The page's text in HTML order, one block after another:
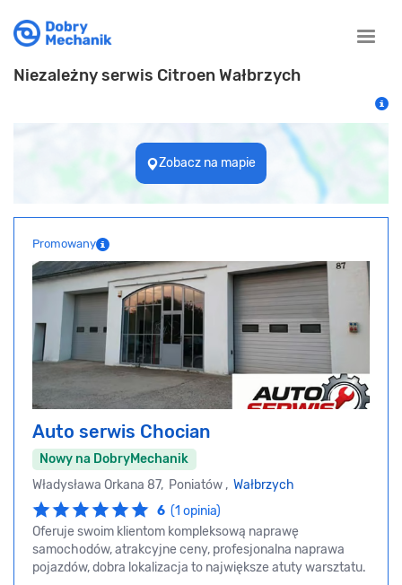
Toggle
Niezależny serwis Citroen Wałbrzych
Zobacz na mapie
Promowany
Auto serwis Chocian
Nowy na DobryMechanik
Władysława Orkana 87, Poniatów , Wałbrzych
6 (1 opinia)
Oferuje swoim klientom kompleksową naprawę
samochodów, atrakcyjne ceny, profesjonalna naprawa
pojazdów, dobra lokalizacja to największe atuty warsztatu.